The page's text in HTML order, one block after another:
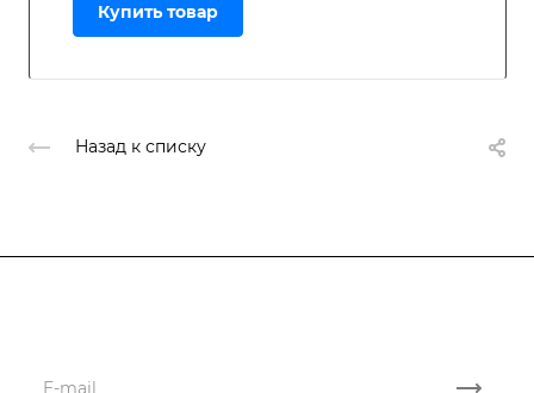
Купить товар
Назад к списку